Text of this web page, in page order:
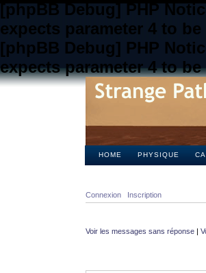
[phpBB Debug] PHP
expects parameter 4 to
[phpBB Debug] PHP
expects parameter 4 to
HOME PHYSIQUE
Connexion Inscription
Voir les messages sans réponse |